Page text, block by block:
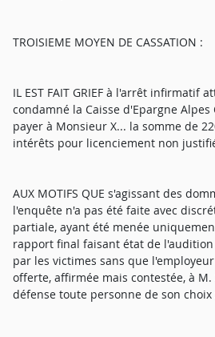
TROISIEME MOYEN DE CASSATION :
IL EST FAIT GRIEF à l'arrêt infirmatif
condamné la Caisse d'Epargne Alpes
payer à Monsieur X... la somme de
intérêts pour licenciement non
AUX MOTIFS QUE s'agissant des
l'enquête n'a pas été faite avec
partiale, ayant été menée
rapport final faisant état de
par les victimes sans que
offerte, affirmée mais contestée, à
défense toute personne de son choix